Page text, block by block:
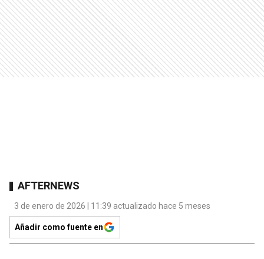
AFTERNEWS
3 de enero de 2026 | 11:39 actualizado hace 5 meses
Añadir como fuente en